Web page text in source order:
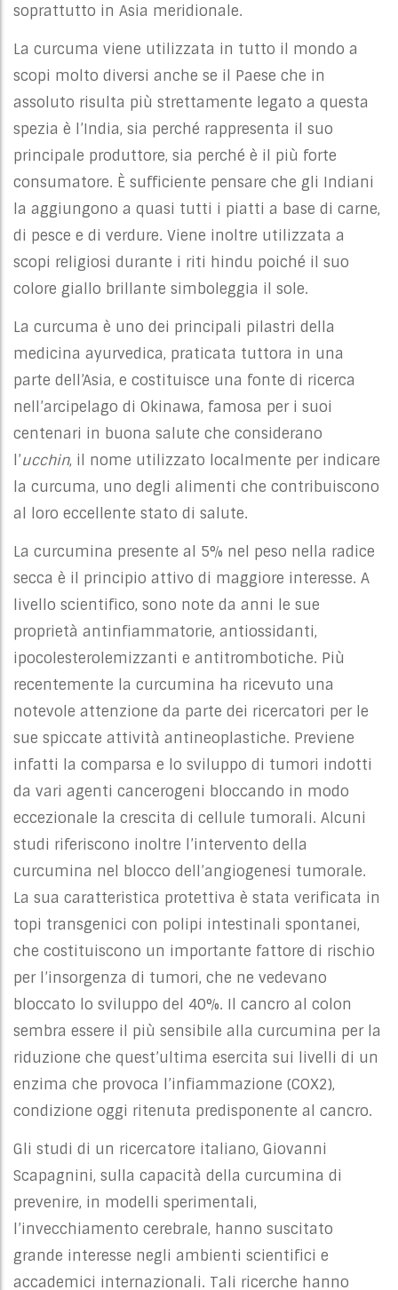
soprattutto in Asia meridionale.
La curcuma viene utilizzata in tutto il mondo a
scopi molto diversi anche se il Paese che in
assoluto risulta più strettamente legato a questa
spezia è l’India, sia perché rappresenta il suo
principale produttore, sia perché è il più forte
consumatore. È sufficiente pensare che gli Indiani
la aggiungono a quasi tutti i piatti a base di carne,
di pesce e di verdure. Viene inoltre utilizzata a
scopi religiosi durante i riti hindu poiché il suo
colore giallo brillante simboleggia il sole.
La curcuma è uno dei principali pilastri della
medicina ayurvedica, praticata tuttora in una
parte dell’Asia, e costituisce una fonte di ricerca
nell’arcipelago di Okinawa, famosa per i suoi
centenari in buona salute che considerano
l’ucchin, il nome utilizzato localmente per indicare
la curcuma, uno degli alimenti che contribuiscono
al loro eccellente stato di salute.
La curcumina presente al 5% nel peso nella radice
secca è il principio attivo di maggiore interesse. A
livello scientifico, sono note da anni le sue
proprietà antinfiammatorie, antiossidanti,
ipocolesterolemizzanti e antitrombotiche. Più
recentemente la curcumina ha ricevuto una
notevole attenzione da parte dei ricercatori per le
sue spiccate attività antineoplastiche. Previene
infatti la comparsa e lo sviluppo di tumori indotti
da vari agenti cancerogeni bloccando in modo
eccezionale la crescita di cellule tumorali. Alcuni
studi riferiscono inoltre l’intervento della
curcumina nel blocco dell’angiogenesi tumorale.
La sua caratteristica protettiva è stata verificata in
topi transgenici con polipi intestinali spontanei,
che costituiscono un importante fattore di rischio
per l’insorgenza di tumori, che ne vedevano
bloccato lo sviluppo del 40%. Il cancro al colon
sembra essere il più sensibile alla curcumina per la
riduzione che quest’ultima esercita sui livelli di un
enzima che provoca l’infiammazione (COX2),
condizione oggi ritenuta predisponente al cancro.
Gli studi di un ricercatore italiano, Giovanni
Scapagnini, sulla capacità della curcumina di
prevenire, in modelli sperimentali,
l’invecchiamento cerebrale, hanno suscitato
grande interesse negli ambienti scientifici e
accademici internazionali. Tali ricerche hanno